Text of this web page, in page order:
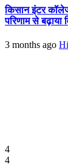
किसान इंटर कॉलेज
परिणाम से बढ़ाया
3 months ago
4
4